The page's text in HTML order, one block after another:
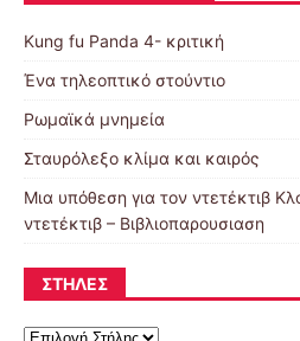
Kung fu Panda 4- κριτική
Ένα τηλεοπτικό στούντιο
Ρωμαϊκά μνημεία
Σταυρόλεξο κλίμα και καιρός
Μια υπόθεση για τον ντετέκτιβ
ντετέκτιβ – Βιβλιοπαρουσιαση
ΣΤΉΛΕΣ